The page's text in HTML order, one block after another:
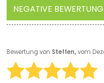
NEGATIVE
Bewertung von Steffen,vom